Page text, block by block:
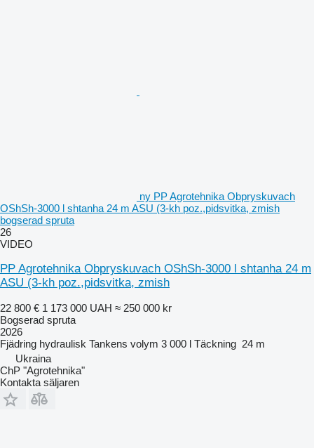
ny PP Agrotehnika Obpryskuvach
OShSh-3000 l shtanha 24 m ASU (3-kh poz.,pidsvitka, zmish
bogserad spruta
26
VIDEO
PP Agrotehnika Obpryskuvach OShSh-3000 l shtanha 24 m
ASU (3-kh poz.,pidsvitka, zmish
22 800 € 1 173 000 UAH ≈ 250 000 kr
Bogserad spruta
2026
Fjädring hydraulisk Tankens volym 3 000 l Täckning 24 m
Ukraina
ChP "Agrotehnika"
Kontakta säljaren